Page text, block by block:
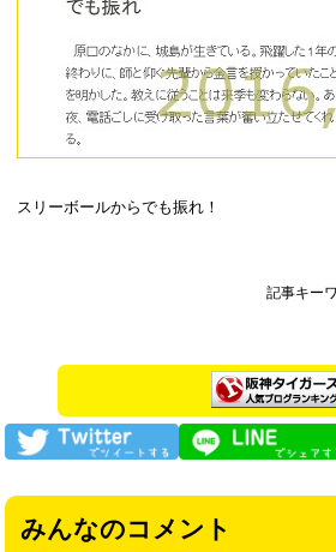
スリーボールからでも振れ！
記事キー
みんなのコメント